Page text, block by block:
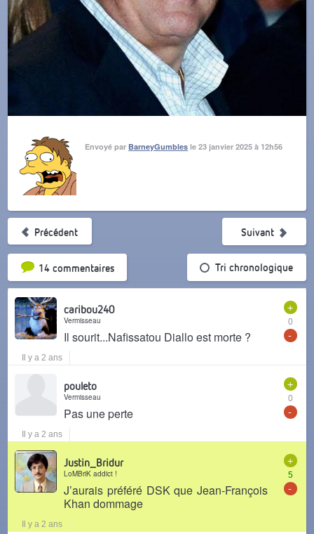
Envoyé par BarneyGumbles le 23 janvier 2025 à 12h56
Précédent
14 commentairesTri par popularité Tri chronologique
Suivant
+
0
-
caribou240
Vermisseau
Il sourit...Nafissatou Diallo est morte ?
Il y a 2 ans
+
0
-
pouleto
Vermisseau
Pas une perte
Il y a 2 ans
+
5
-
Justin_Bridur
LoMBriK addict !
J’aurais préféré DSK que Jean-François
Khan dommage
Il y a 2 ans